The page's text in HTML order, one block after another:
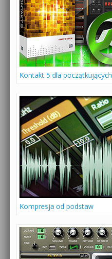
Kontakt 5 dla początkujących
Kompresja od podstaw